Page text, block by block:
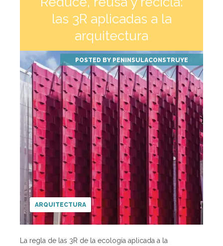
las 3R aplicadas a la
arquitectura
POSTED BY PENINSULACONSTRUYE
ARQUITECTURA
La regla de las 3R de la ecología aplicada a la